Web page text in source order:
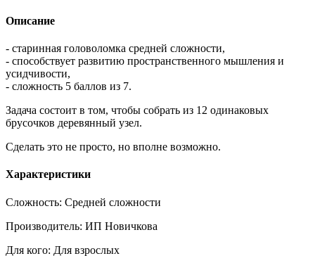
Описание
- старинная головоломка средней сложности,
- способствует развитию пространственного мышления и
усидчивости,
- сложность 5 баллов из 7.
Задача состоит в том, чтобы собрать из 12 одинаковых
брусочков деревянный узел.
Сделать это не просто, но вполне возможно.
Характеристики
Сложность: Средней сложности
Производитель: ИП Новичкова
Для кого: Для взрослых